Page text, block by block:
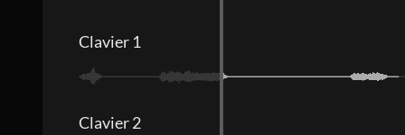
Clavier 1
Clavier 2